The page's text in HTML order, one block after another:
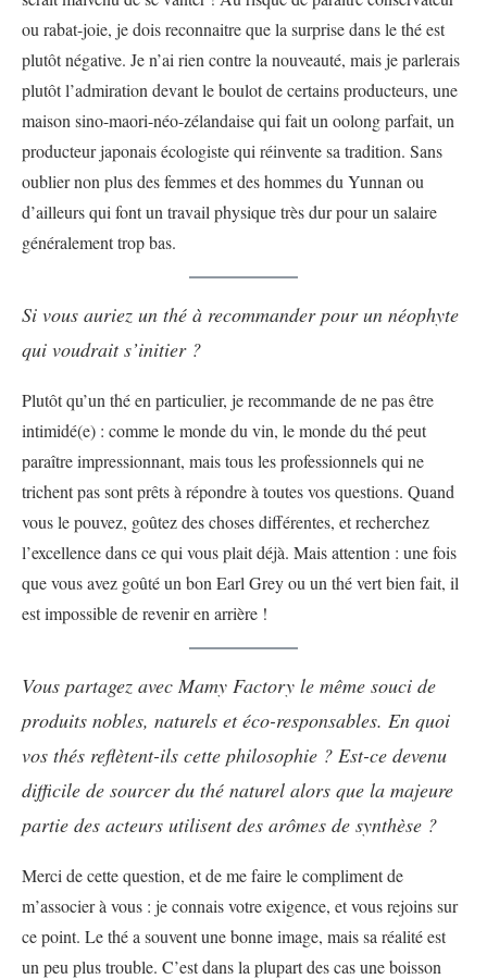
ou rabat-joie, je dois reconnaitre que la surprise dans le thé est
plutôt négative. Je n’ai rien contre la nouveauté, mais je parlerais
plutôt l’admiration devant le boulot de certains producteurs, une
maison sino-maori-néo-zélandaise qui fait un oolong parfait, un
producteur japonais écologiste qui réinvente sa tradition. Sans
oublier non plus des femmes et des hommes du Yunnan ou
d’ailleurs qui font un travail physique très dur pour un salaire
généralement trop bas.
Si vous auriez un thé à recommander pour un néophyte
qui voudrait s’initier ?
Plutôt qu’un thé en particulier, je recommande de ne pas être
intimidé(e) : comme le monde du vin, le monde du thé peut
paraître impressionnant, mais tous les professionnels qui ne
trichent pas sont prêts à répondre à toutes vos questions. Quand
vous le pouvez, goûtez des choses différentes, et recherchez
l’excellence dans ce qui vous plait déjà. Mais attention : une fois
que vous avez goûté un bon Earl Grey ou un thé vert bien fait, il
est impossible de revenir en arrière !
Vous partagez avec Mamy Factory le même souci de
produits nobles, naturels et éco-responsables. En quoi
vos thés reflètent-ils cette philosophie ? Est-ce devenu
difficile de sourcer du thé naturel alors que la majeure
partie des acteurs utilisent des arômes de synthèse ?
Merci de cette question, et de me faire le compliment de
m’associer à vous : je connais votre exigence, et vous rejoins sur
ce point. Le thé a souvent une bonne image, mais sa réalité est
un peu plus trouble. C’est dans la plupart des cas une boisson